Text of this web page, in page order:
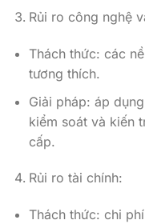
Rủi ro công nghệ
Thách thức: các
tương thích.
Giải pháp: áp
kiểm soát và kiến
cấp.
Rủi ro tài chính:
Thách thức: chi